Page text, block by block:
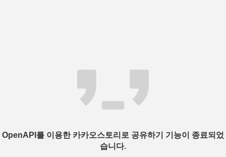
OpenAPI를 이용한 카카오스토리로 공유하기 기능이 종료되었
습니다.